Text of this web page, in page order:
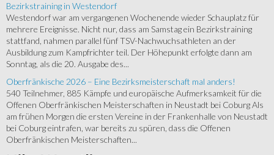
Bezirkstraining in Westendorf
Westendorf war am vergangenen Wochenende wieder Schauplatz für
mehrere Ereignisse. Nicht nur, dass am Samstag ein Bezirkstraining
stattfand, nahmen parallel fünf TSV-Nachwuchsathleten an der
Ausbildung zum Kampfrichter teil. Der Höhepunkt erfolgte dann am
Sonntag, als die 20. Ausgabe des...
Oberfränkische 2026 – Eine Bezirksmeisterschaft mal anders!
540 Teilnehmer, 885 Kämpfe und europäische Aufmerksamkeit für die
Offenen Oberfränkischen Meisterschaften in Neustadt bei Coburg Als
am frühen Morgen die ersten Vereine in der Frankenhalle von Neustadt
bei Coburg eintrafen, war bereits zu spüren, dass die Offenen
Oberfränkischen Meisterschaften...